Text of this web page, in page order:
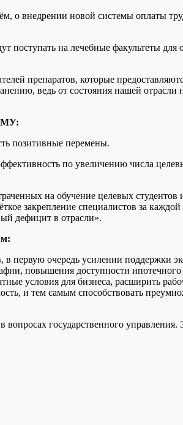
о внедрении новой системы оплаты
поступать на лечебные факультеты для
препаратов, которые
ведь от состояния нашей отрасли
позитивные перемены.
по увеличению числа
на обучение целевых студентов
закрепление специалистов за
дефицит в отрасли».
в первую очередь усилении поддержки
повышения доступности
условия для бизнеса, расширить
и тем самым способствовать
государственного управления.